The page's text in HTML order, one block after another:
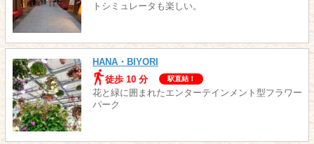
トシミュレータも楽しい。
HANA・BIYORI
徒歩 10 分
駅直結！
花と緑に囲まれたエンターテインメント型フラワー
パーク